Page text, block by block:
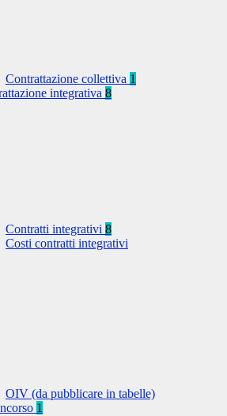
Contrattazione collettiva 1
integrativa 8
Contratti integrativi 8
Costi contratti integrativi
OIV (da pubblicare in tabelle)
1